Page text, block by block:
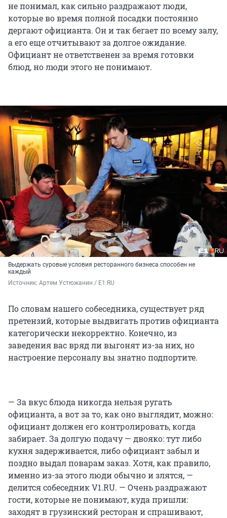
не понимал, как сильно раздражают люди,
которые во время полной посадки постоянно
дергают официанта. Он и так бегает по всему залу,
а его еще отчитывают за долгое ожидание.
Официант не ответственен за время готовки
блюд, но люди этого не понимают.
Выдержать суровые условия ресторанного бизнеса способен не
каждый
Источник: Артем Устюжанин / E1.RU
По словам нашего собеседника, существует ряд
претензий, которые выдвигать против официанта
категорически некорректно. Конечно, из
заведения вас вряд ли выгонят из-за них, но
настроение персоналу вы знатно подпортите.
— За вкус блюда никогда нельзя ругать
официанта, а вот за то, как оно выглядит, можно:
официант должен его контролировать, когда
забирает. За долгую подачу — двояко: тут либо
кухня задерживается, либо официант забыл и
поздно выдал поварам заказ. Хотя, как правило,
именно из-за этого люди обычно и злятся, —
делится собеседник V1.RU. — Очень раздражают
гости, которые не понимают, куда пришли:
заходят в грузинский ресторан и спрашивают,